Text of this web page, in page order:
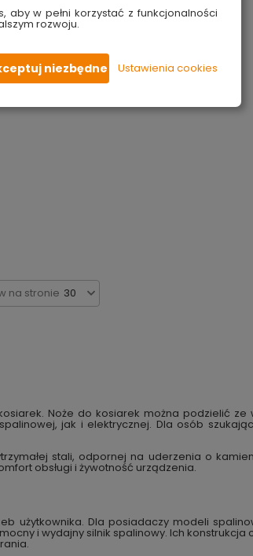
na stronie 30
Noże do kosiarek można podzielić
jak i elektrycznej. Dla osób
stali, odpornej na uderzenia o
obsługi i żywotność urządzenia.
użytkownika. Dla posiadaczy modeli
i wydajny silnik spalinowy. Ich konstrukcja
aby w pełni korzystać z funkcjonalności
rozwoju.
niezbędne Ustawienia cookies